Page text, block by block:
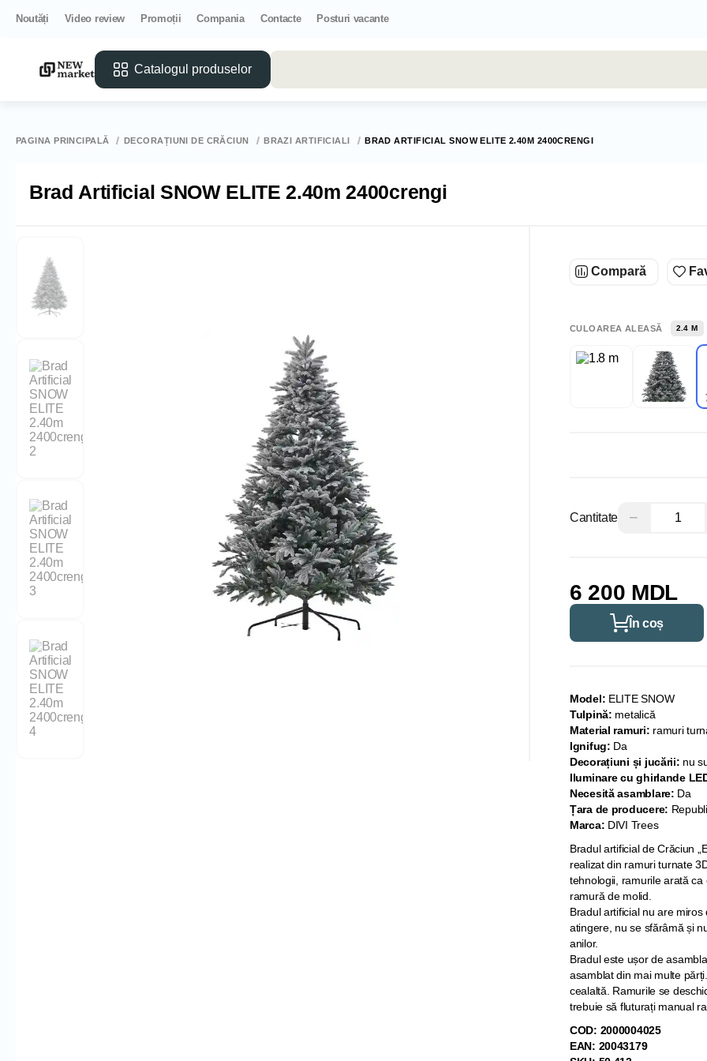
Noutăți Video review Promoții Compania Contacte Posturi vacante
Catalogul produselor
PAGINA PRINCIPALĂ DECORAȚIUNI DE CRĂCIUN BRAZI ARTIFICIALI BRAD ARTIFICIAL SNOW ELITE 2.40M 2400CRENGI
Brad Artificial SNOW ELITE 2.40m 2400crengi
Compară
CULOAREA ALEASĂ 2.4 M
Cantitate −
6 200 MDL
În coș
Model: ELITE SNOW
Tulpină: metalică
Material ramuri: ramuri
Ignifug: Da
Decorațiuni și jucării: nu
Iluminare cu ghirlande
Necesită asamblare: Da
Țara de producere:
Marca: DIVI Trees
Bradul artificial de Crăciun
realizat din ramuri turnate
tehnologii, ramurile arată
ramură de molid.
Bradul artificial nu are
atingere, nu se sfărâmă și
anilor.
Bradul este ușor de
asamblat din mai multe
cealaltă. Ramurile se
trebuie să fluturați manual
COD: 2000004025
EAN: 20043179